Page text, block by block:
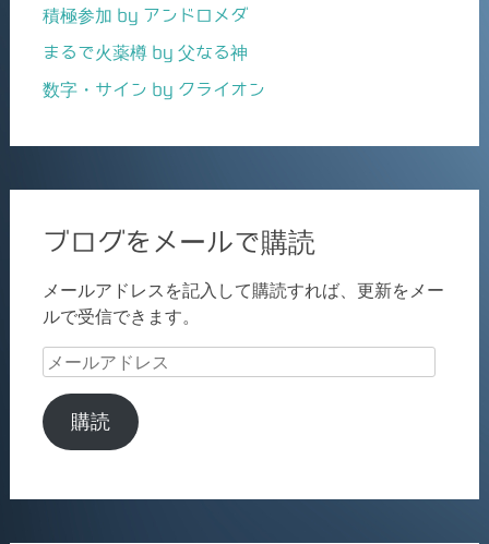
積極参加 by アンドロメダ
まるで火薬樽 by 父なる神
数字・サイン by クライオン
ブログをメールで購読
メールアドレスを記入して購読すれば、更新をメー
ルで受信できます。
メ
ル
ア
購読